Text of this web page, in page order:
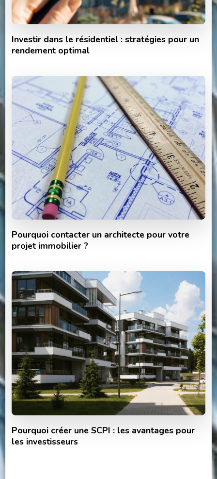
Investir dans le résidentiel : stratégies pour un
rendement optimal
Pourquoi contacter un architecte pour votre
projet immobilier ?
Pourquoi créer une SCPI : les avantages pour
les investisseurs